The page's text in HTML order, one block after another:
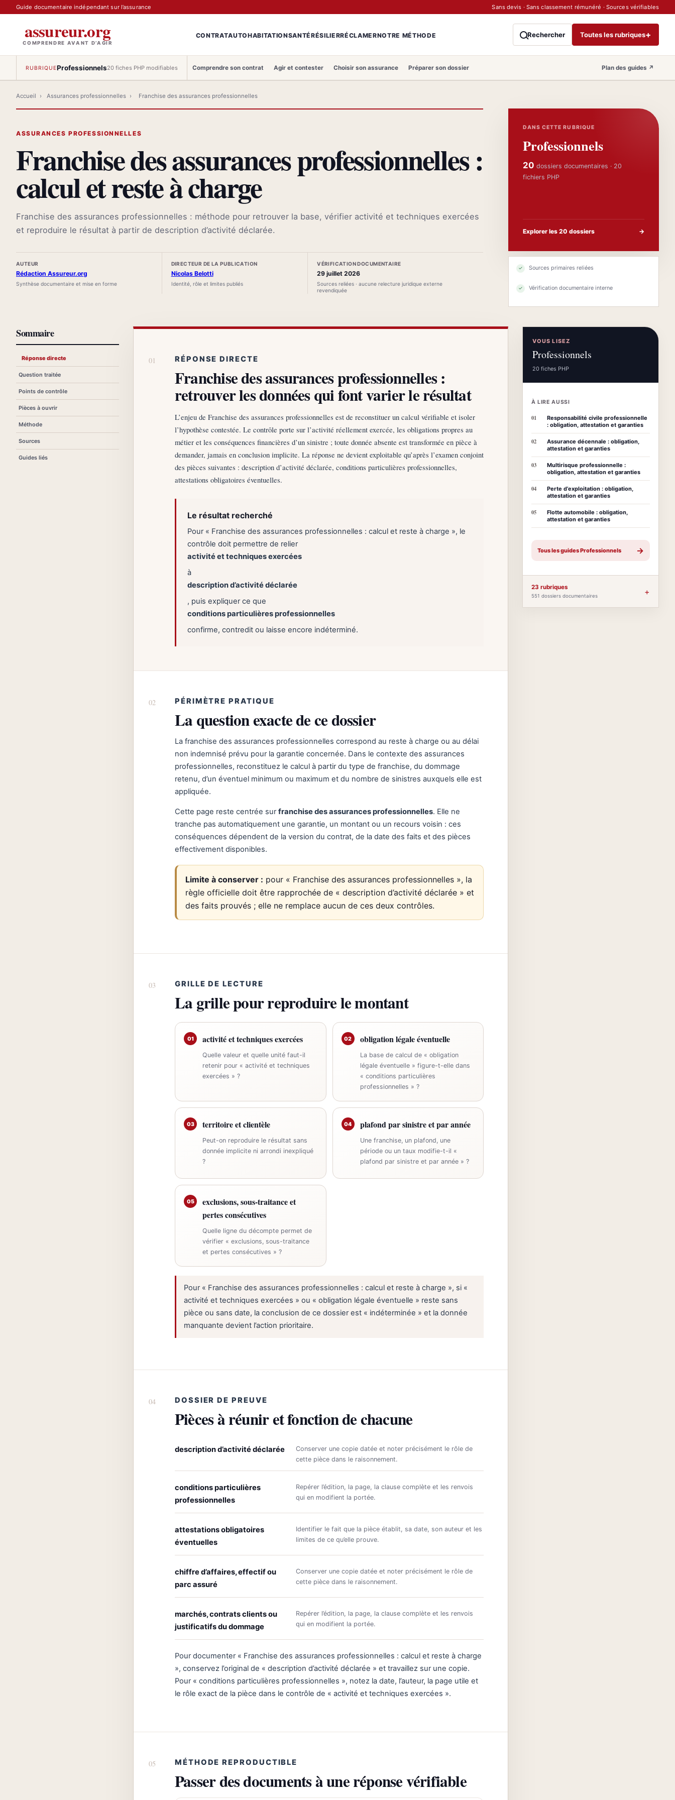
Guide documentaire indépendant sur l’assurance Sans devis · Sans classement rémunéré · Sources vérifiables
assureur.org
COMPRENDRE AVANT D’AGIR
CONTRATAUTOHABITATIONSANTÉRÉSILIERRÉCLAMERNOTRE MÉTHODE Rechercher Toutes les rubriques+
RUBRIQUEProfessionnels20 fiches PHP modifiables Comprendre son contrat Agir et contester Choisir son assurance Préparer son dossier Plan des guides ↗
Accueil › Assurances professionnelles › Franchise des assurances professionnelles
ASSURANCES PROFESSIONNELLES
Franchise des assurances professionnelles :
calcul et reste à charge
Franchise des assurances professionnelles : méthode pour retrouver la base, vérifier activité et techniques exercées
et reproduire le résultat à partir de description d’activité déclarée.
AUTEUR
Rédaction Assureur.org
Synthèse documentaire et mise en forme
DIRECTEUR DE LA PUBLICATION
Nicolas Belotti
Identité, rôle et limites publiés
VÉRIFICATION DOCUMENTAIRE
29 juillet 2026
Sources reliées · aucune relecture juridique externe
revendiquée
DANS CETTE RUBRIQUE
Professionnels
20 dossiers documentaires · 20
fichiers PHP
Explorer les 20 dossiers →
✓ Sources primaires reliées
✓ Vérification documentaire interne
Sommaire
Réponse directe
Question traitée
Points de contrôle
Pièces à ouvrir
Méthode
Sources
Guides liés
RÉPONSE DIRECTE
Franchise des assurances professionnelles :
retrouver les données qui font varier le résultat
L’enjeu de Franchise des assurances professionnelles est de reconstituer un calcul vérifiable et isoler
l’hypothèse contestée. Le contrôle porte sur l’activité réellement exercée, les obligations propres au
métier et les conséquences financières d’un sinistre ; toute donnée absente est transformée en pièce à
demander, jamais en conclusion implicite. La réponse ne devient exploitable qu’après l’examen conjoint
des pièces suivantes : description d’activité déclarée, conditions particulières professionnelles,
attestations obligatoires éventuelles.
Le résultat recherché
Pour « Franchise des assurances professionnelles : calcul et reste à charge », le
contrôle doit permettre de relier
activité et techniques exercées
à
description d’activité déclarée
, puis expliquer ce que
conditions particulières professionnelles
confirme, contredit ou laisse encore indéterminé.
PÉRIMÈTRE PRATIQUE
La question exacte de ce dossier
La franchise des assurances professionnelles correspond au reste à charge ou au délai
non indemnisé prévu pour la garantie concernée. Dans le contexte des assurances
professionnelles, reconstituez le calcul à partir du type de franchise, du dommage
retenu, d’un éventuel minimum ou maximum et du nombre de sinistres auxquels elle est
appliquée.
Cette page reste centrée surfranchise des assurances professionnelles. Elle ne
tranche pas automatiquement une garantie, un montant ou un recours voisin : ces
conséquences dépendent de la version du contrat, de la date des faits et des pièces
effectivement disponibles.
Limite à conserver : pour « Franchise des assurances professionnelles », la
règle officielle doit être rapprochée de « description d’activité déclarée » et
des faits prouvés ; elle ne remplace aucun de ces deux contrôles.
GRILLE DE LECTURE
La grille pour reproduire le montant
01 activité et techniques exercées
Quelle valeur et quelle unité faut-il
retenir pour « activité et techniques
exercées » ?
02 obligation légale éventuelle
La base de calcul de « obligation
légale éventuelle » figure-t-elle dans
« conditions particulières
professionnelles » ?
03 territoire et clientèle
Peut-on reproduire le résultat sans
donnée implicite ni arrondi inexpliqué
?
04 plafond par sinistre et par année
Une franchise, un plafond, une
période ou un taux modifie-t-il «
plafond par sinistre et par année » ?
05
exclusions, sous-traitance et
pertes consécutives
Quelle ligne du décompte permet de
vérifier « exclusions, sous-traitance
et pertes consécutives » ?
Pour « Franchise des assurances professionnelles : calcul et reste à charge », si «
activité et techniques exercées » ou « obligation légale éventuelle » reste sans
pièce ou sans date, la conclusion de ce dossier est « indéterminée » et la donnée
manquante devient l’action prioritaire.
DOSSIER DE PREUVE
Pièces à réunir et fonction de chacune
description d’activité déclarée
Conserver une copie datée et noter précisément le rôle de
cette pièce dans le raisonnement.
conditions particulières
professionnelles
Repérer l’édition, la page, la clause complète et les renvois
qui en modifient la portée.
attestations obligatoires
éventuelles
Identifier le fait que la pièce établit, sa date, son auteur et les
limites de ce qu’elle prouve.
chiffre d’affaires, effectif ou
parc assuré
Conserver une copie datée et noter précisément le rôle de
cette pièce dans le raisonnement.
marchés, contrats clients ou
justificatifs du dommage
Repérer l’édition, la page, la clause complète et les renvois
qui en modifient la portée.
Pour documenter « Franchise des assurances professionnelles : calcul et reste à charge
», conservez l’original de « description d’activité déclarée » et travaillez sur une copie.
Pour « conditions particulières professionnelles », notez la date, l’auteur, la page utile et
le rôle exact de la pièce dans le contrôle de « activité et techniques exercées ».
MÉTHODE REPRODUCTIBLE
Passer des documents à une réponse vérifiable
VOUS LISEZ
Professionnels
20 fiches PHP
À LIRE AUSSI
01
Responsabilité civile professionnelle
: obligation, attestation et garanties
02
Assurance décennale : obligation,
attestation et garanties
03
Multirisque professionnelle :
obligation, attestation et garanties
04
Perte d’exploitation : obligation,
attestation et garanties
05
Flotte automobile : obligation,
attestation et garanties
Tous les guides Professionnels →
23 rubriques
551 dossiers documentaires +